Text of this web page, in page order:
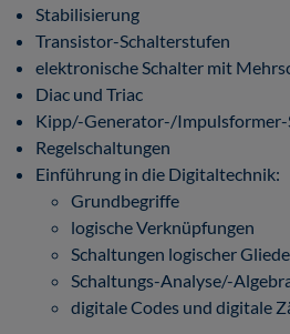
Stabilisierung
Transistor-Schalterstufen
elektronische Schalter mit
Diac und Triac
Kipp/-Generator-/Impulsformer-
Regelschaltungen
Einführung in die Digitaltechnik:
Grundbegriffe
logische Verknüpfungen
Schaltungen logischer
Schaltungs-Analyse/-
digitale Codes und digitale